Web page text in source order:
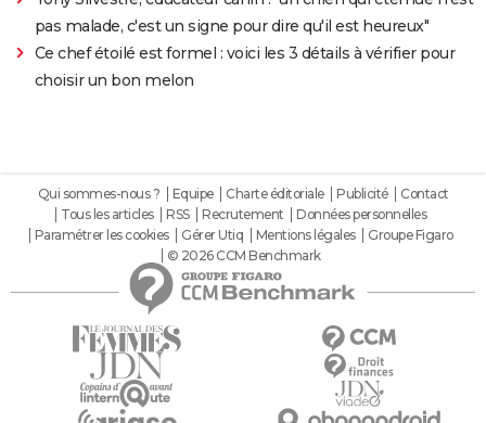
pas malade, c'est un signe pour dire qu'il est heureux"
Ce chef étoilé est formel : voici les 3 détails à vérifier pour
choisir un bon melon
Qui sommes-nous ? Equipe Charte éditoriale Publicité
Contact
Tous les articles
RSS Recrutement
Données personnelles
Paramétrer les cookies
Gérer Utiq Mentions légales
Groupe Figaro
© 2026 CCM Benchmark